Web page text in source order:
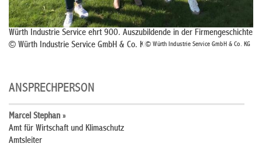
© Würth Industrie Service GmbH & Co. KG
Würth Industrie Service ehrt 900. Auszubildende in der Firmengeschichte
© Würth Industrie Service GmbH & Co. KG
ANSPRECHPERSON
Marcel Stephan »
Amt für Wirtschaft und Klimaschutz
Amtsleiter